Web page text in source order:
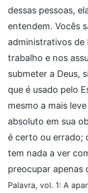
dessas pessoas,
entendem. Vocês
administrativos de
trabalho e nos
submeter a Deus,
que é usado pelo
mesmo a mais
absoluto em sua
é certo ou errado;
tem nada a ver
preocupar apenas
Palavra, vol. 1: A